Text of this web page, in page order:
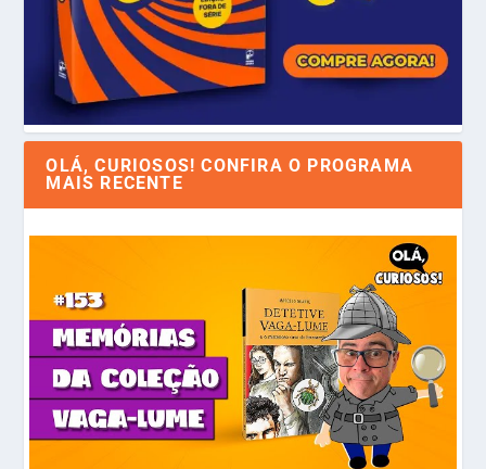
OLÁ, CURIOSOS! CONFIRA O PROGRAMA
MAIS RECENTE